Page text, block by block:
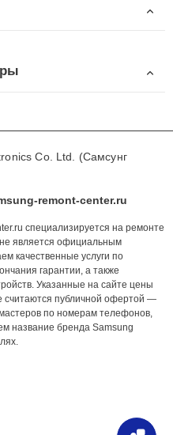
Co. Ltd. (Самсунг
remont-center.ru
специализируется на ремонте
является официальным
качественные услуги по
гарантии, а также
Указанные на сайте цены
считаются публичной офертой —
по номерам телефонов,
название бренда Samsung